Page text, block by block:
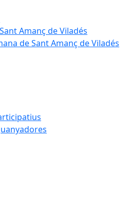
Amanç de Viladés
de Sant Amanç de Viladés